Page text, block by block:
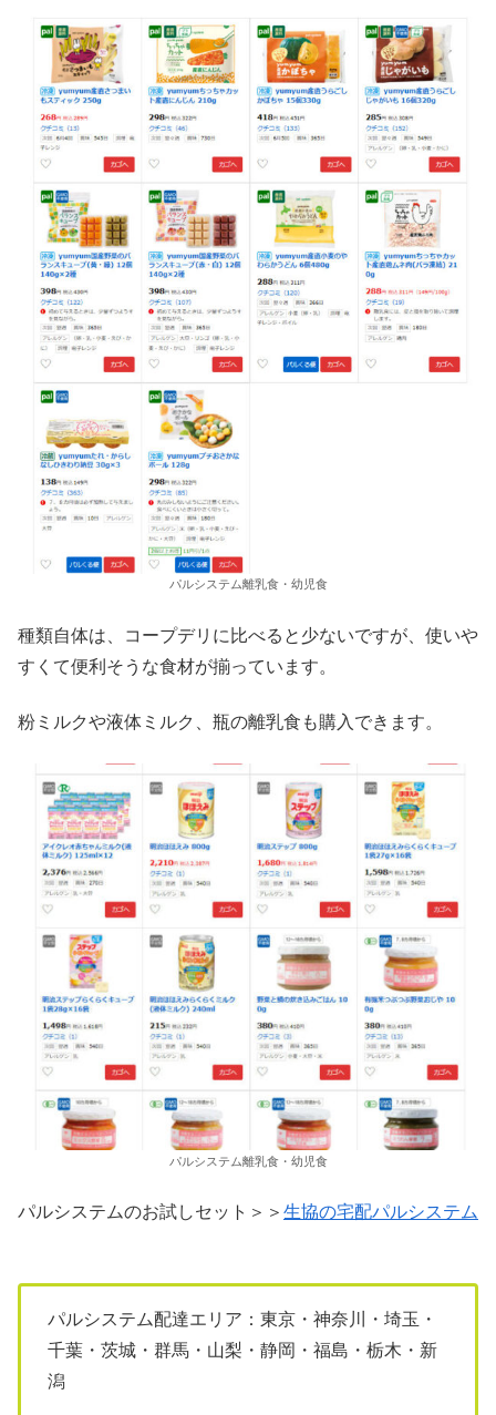
パルシステム離乳食・幼児食
種類自体は、コープデリに比べると少ないですが、使いや
すくて便利そうな食材が揃っています。
粉ミルクや液体ミルク、瓶の離乳食も購入できます。
パルシステム離乳食・幼児食
パルシステムのお試しセット＞＞ 生協の宅配パルシステム
パルシステム配達エリア：東京・神奈川・埼玉・
千葉・茨城・群馬・山梨・静岡・福島・栃木・新
潟